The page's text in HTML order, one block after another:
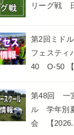
リーグ戦
第2回ミド
フェステ
40 O-50 【
第48回 一
ル 学年別
会 【